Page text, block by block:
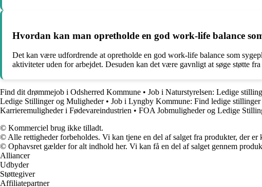
Hvordan kan man opretholde en god work-life balance
Det kan være udfordrende at opretholde en god work-life balance som
aktiviteter uden for arbejdet. Desuden kan det være gavnligt at søge støtte
Find dit drømmejob i Odsherred Kommune • Job i Naturstyrelsen: Ledige
Ledige Stillinger og Muligheder• Job i Lyngby Kommune: Find ledige
Karrieremuligheder i Fødevareindustrien • FOA Jobmuligheder og Ledige
© Kommerciel brug ikke tilladt.
© Alle rettigheder forbeholdes. Vi kan tjene en del af salget fra produkter, der
© Ophavsret gælder for alt indhold her. Vi kan få en del af salget gennem
Alliancer
Udbyder
Støttegiver
Affiliatepartner